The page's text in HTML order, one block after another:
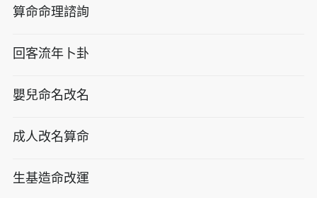
算命命理諮詢
回客流年卜卦
嬰兒命名改名
成人改名算命
生基造命改運